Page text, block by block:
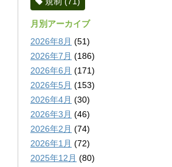
月別アーカイブ
2026年8月 (51)
2026年7月 (186)
2026年6月 (171)
2026年5月 (153)
2026年4月 (30)
2026年3月 (46)
2026年2月 (74)
2026年1月 (72)
2025年12月 (80)